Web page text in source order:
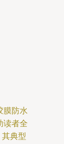
膜防水
读者全
典型